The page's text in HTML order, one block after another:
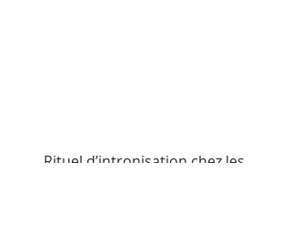
Rituel d’intronisation chez les